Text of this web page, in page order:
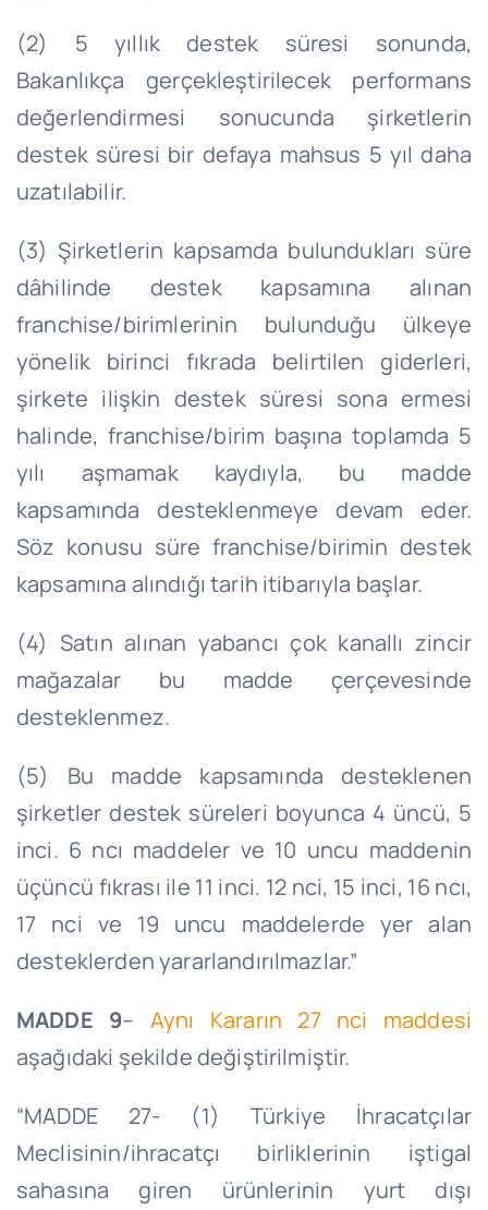
(2) 5 yıllık destek süresi sonunda,
Bakanlıkça gerçekleştirilecek performans
değerlendirmesi sonucunda şirketlerin
destek süresi bir defaya mahsus 5 yıl daha
uzatılabilir.
(3) Şirketlerin kapsamda bulundukları süre
dâhilinde destek kapsamına alınan
franchise/birimlerinin bulunduğu ülkeye
yönelik birinci fıkrada belirtilen giderleri,
şirkete ilişkin destek süresi sona ermesi
halinde, franchise/birim başına toplamda 5
yılı aşmamak kaydıyla, bu madde
kapsamında desteklenmeye devam eder.
Söz konusu süre franchise/birimin destek
kapsamına alındığı tarih itibarıyla başlar.
(4) Satın alınan yabancı çok kanallı zincir
mağazalar bu madde çerçevesinde
desteklenmez.
(5) Bu madde kapsamında desteklenen
şirketler destek süreleri boyunca 4 üncü, 5
inci. 6 ncı maddeler ve 10 uncu maddenin
üçüncü fıkrası ile 11 inci. 12 nci, 15 inci, 16 ncı,
17 nci ve 19 uncu maddelerde yer alan
desteklerden yararlandırılmazlar.”
MADDE 9– Aynı Kararın 27 nci maddesi
aşağıdaki şekilde değiştirilmiştir.
“MADDE 27- (1) Türkiye İhracatçılar
Meclisinin/ihracatçı birliklerinin iştigal
sahasına giren ürünlerinin yurt dışı